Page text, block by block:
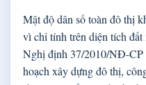
Mật độ dân số toàn đô thị
vì chỉ tính trên diện tích
Nghị định 37/2010/NĐ-CP
hoạch xây dựng đô thị,